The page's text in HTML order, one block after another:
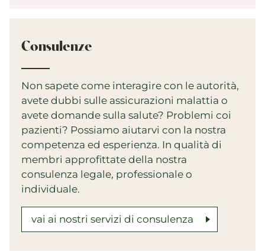
Consulenze
Non sapete come interagire con le autorità,
avete dubbi sulle assicurazioni malattia o
avete domande sulla salute? Problemi coi
pazienti? Possiamo aiutarvi con la nostra
competenza ed esperienza. In qualità di
membri approfittate della nostra
consulenza legale, professionale o
individuale.
vai ai nostri servizi di consulenza